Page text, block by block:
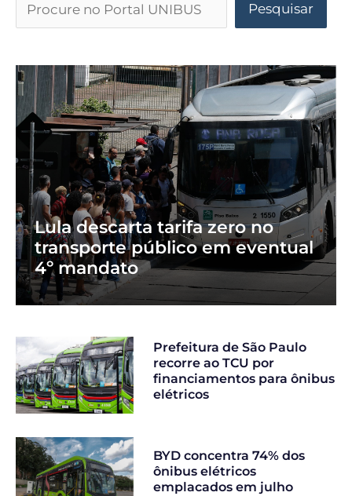
Pesquisar
Lula descarta tarifa zero no
transporte público em eventual
4º mandato
Prefeitura de São Paulo
recorre ao TCU por
financiamentos para ônibus
elétricos
BYD concentra 74% dos
ônibus elétricos
emplacados em julho